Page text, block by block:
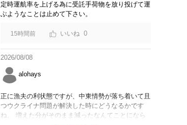
定時運航率を上げる為に受託手荷物を放り投げて運
ぶようなことは止めて下さい。
15時間前 0
2026/08/08
alohays
正に漁夫の利状態ですが、中東情勢が落ち着いて且
つウクライナ問題が解決した時にどうなるかです
ね。 増えた分がそのまま減ったなんてことになら